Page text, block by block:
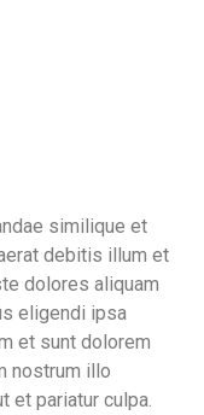
similique et
debitis illum et
dolores aliquam
eligendi ipsa
et sunt dolorem
nostrum illo
et pariatur culpa.